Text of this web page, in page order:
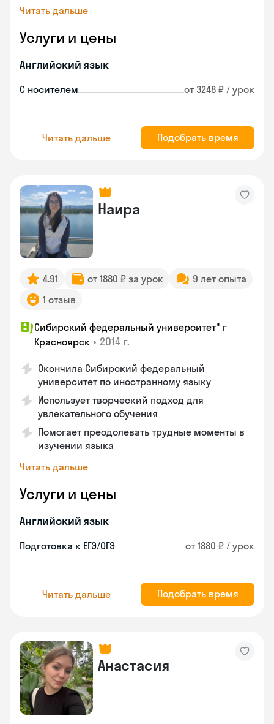
Читать дальше
Услуги и цены
Английский язык
С носителем от 3248 ₽ / урок
Читать дальше Подобрать время
Наира
4.91 от 1880 ₽ за урок
9 лет опыта
1 отзыв
Сибирский федеральный университет" г
Красноярск • 2014 г.
Окончила Сибирский федеральный
университет по иностранному языку
Использует творческий подход для
увлекательного обучения
Помогает преодолевать трудные моменты в
изучении языка
Читать дальше
Услуги и цены
Английский язык
Подготовка к ЕГЭ/ОГЭ от 1880 ₽ / урок
Читать дальше Подобрать время
Анастасия